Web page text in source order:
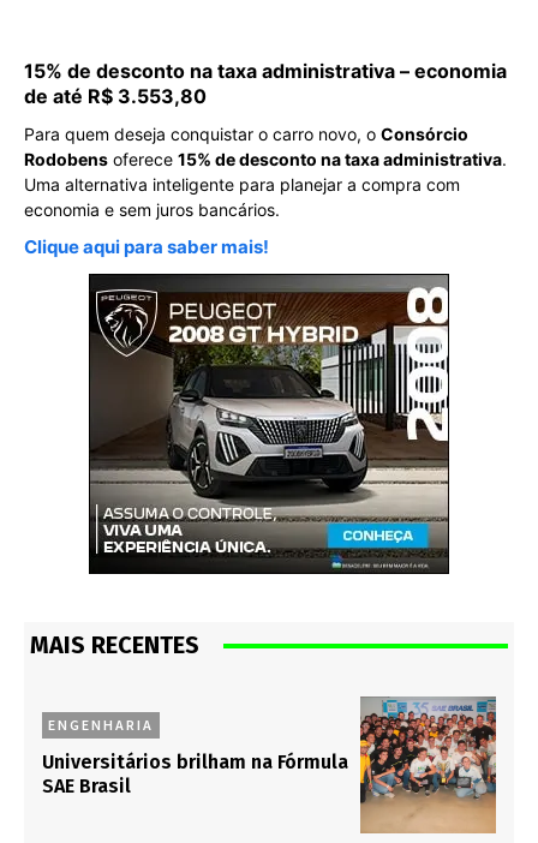
15% de desconto na taxa administrativa – economia
de até R$ 3.553,80
Para quem deseja conquistar o carro novo, o Consórcio
Rodobens oferece 15% de desconto na taxa administrativa.
Uma alternativa inteligente para planejar a compra com
economia e sem juros bancários.
Clique aqui para saber mais!
MAIS RECENTES
ENGENHARIA
Universitários brilham na Fórmula
SAE Brasil